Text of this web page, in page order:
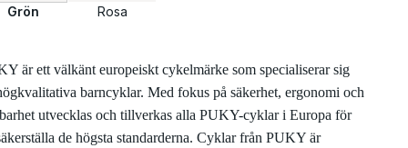
Grön Rosa
är ett välkänt europeiskt cykelmärke som specialiserar sig
barncyklar. Med fokus på säkerhet, ergonomi och
utvecklas och tillverkas alla PUKY-cyklar i Europa för
de högsta standarderna. Cyklar från PUKY är